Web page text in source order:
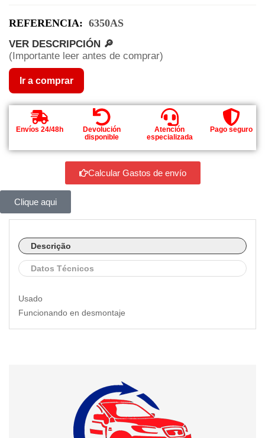
REFERENCIA: 6350AS
VER DESCRIPCIÓN 🔎
(Importante leer antes de comprar)
Ir a comprar
Envíos 24/48h
Devolución
disponible
Atención
especializada
Pago seguro
Calcular Gastos de envío
Clique aqui
Descrição
Datos Técnicos
Usado
Funcionando en desmontaje